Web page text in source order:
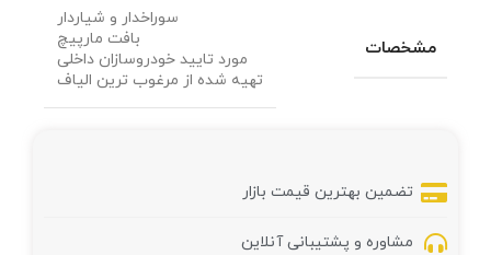
مشخصات
سوراخدار و شیاردار
بافت مارپیچ
مورد تایید خودروسازان داخلی
تهیه شده از مرغوب ترین الیاف
تضمین بهترین قیمت بازار
مشاوره و پشتیبانی آنلاین